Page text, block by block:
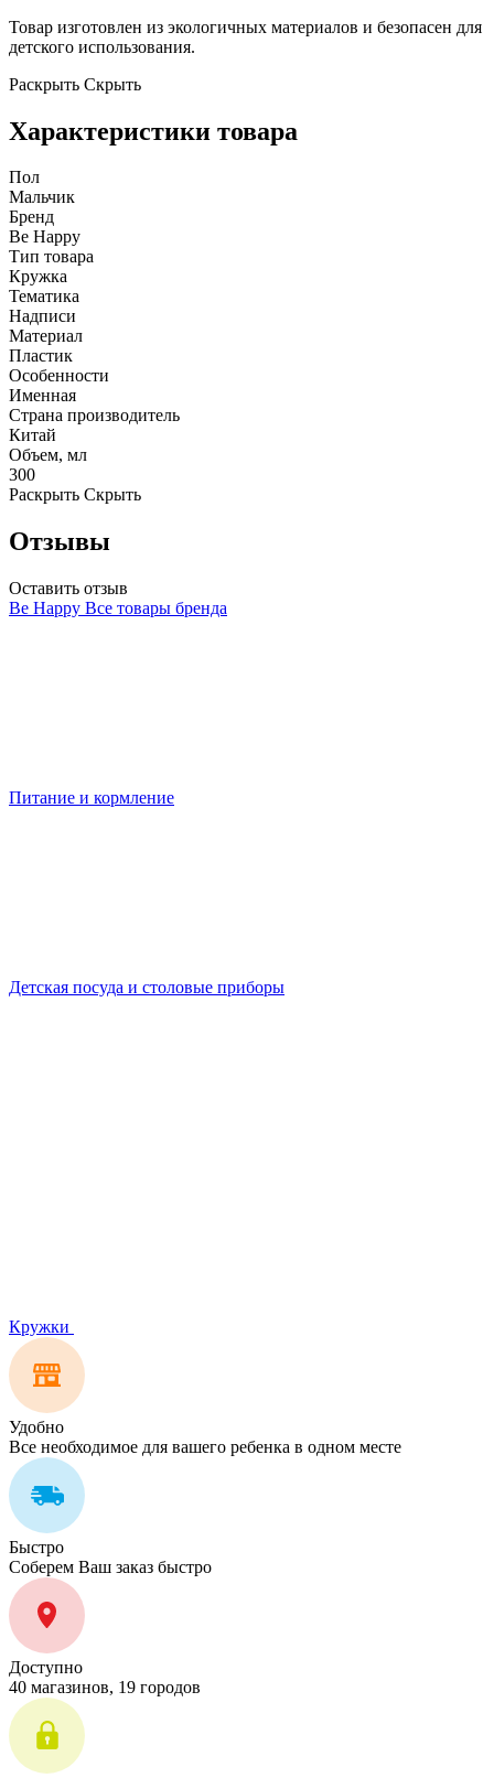
Товар изготовлен из экологичных материалов и безопасен для
детского использования.
Раскрыть Скрыть
Характеристики товара
Пол
Мальчик
Бренд
Be Happy
Тип товара
Кружка
Тематика
Надписи
Материал
Пластик
Особенности
Именная
Страна производитель
Китай
Объем, мл
300
Раскрыть Скрыть
Отзывы
Оставить отзыв
Be Happy Все товары бренда
Питание и кормление
Детская посуда и столовые приборы
Кружки
Удобно
Все необходимое для вашего ребенка в одном месте
Быстро
Соберем Ваш заказ быстро
Доступно
40 магазинов, 19 городов